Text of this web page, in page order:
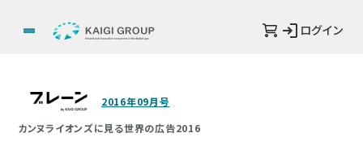
ログイン
2016年09月号
カンヌライオンズに見る世界の広告2016